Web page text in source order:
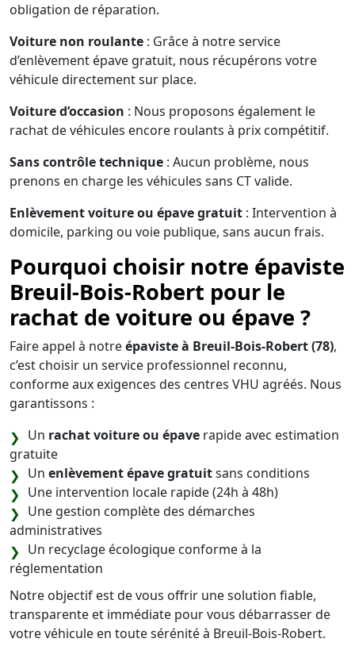
obligation de réparation.
Voiture non roulante : Grâce à notre service
d’enlèvement épave gratuit, nous récupérons votre
véhicule directement sur place.
Voiture d’occasion : Nous proposons également le
rachat de véhicules encore roulants à prix compétitif.
Sans contrôle technique : Aucun problème, nous
prenons en charge les véhicules sans CT valide.
Enlèvement voiture ou épave gratuit : Intervention à
domicile, parking ou voie publique, sans aucun frais.
Pourquoi choisir notre épaviste
Breuil-Bois-Robert pour le
rachat de voiture ou épave ?
Faire appel à notreépaviste à Breuil-Bois-Robert (78),
c’est choisir un service professionnel reconnu,
conforme aux exigences des centres VHU agréés. Nous
garantissons :
Un rachat voiture ou épave rapide avec estimation
gratuite
Un enlèvement épave gratuitsans conditions
Une intervention locale rapide (24h à 48h)
Une gestion complète des démarches
administratives
Un recyclage écologique conforme à la
réglementation
Notre objectif est de vous offrir une solution fiable,
transparente et immédiate pour vous débarrasser de
votre véhicule en toute sérénité à Breuil-Bois-Robert.